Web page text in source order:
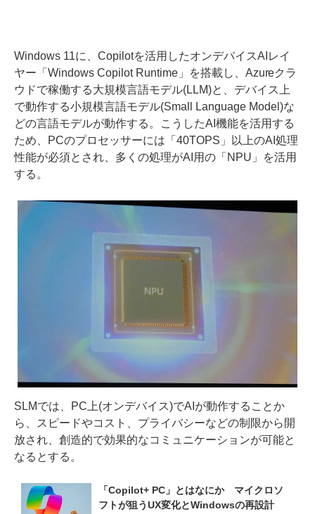
Windows 11に、Copilotを活用したオンデバイスAIレイ
ヤー「Windows Copilot Runtime」を搭載し、Azureクラ
ウドで稼働する大規模言語モデル(LLM)と、デバイス上
で動作する小規模言語モデル(Small Language Model)な
どの言語モデルが動作する。こうしたAI機能を活用する
ため、PCのプロセッサーには「40TOPS」以上のAI処理
性能が必須とされ、多くの処理がAI用の「NPU」を活用
する。
SLMでは、PC上(オンデバイス)でAIが動作することか
ら、スピードやコスト、プライバシーなどの制限から開
放され、創造的で効果的なコミュニケーションが可能と
なるとする。
「Copilot+ PC」とはなにか　マイクロソ
フトが狙うUX変化とWindowsの再設計